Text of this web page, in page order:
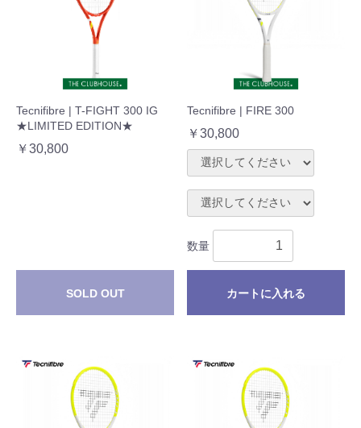
Tecnifibre | T-FIGHT 300 IG
★LIMITED EDITION★
￥30,800
SOLD OUT
Tecnifibre | FIRE 300
￥30,800
数量
カートに入れる